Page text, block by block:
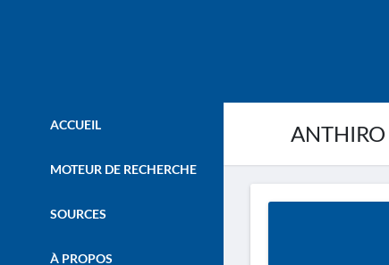
ACCUEIL
MOTEUR DE RECHERCHE
SOURCES
À PROPOS